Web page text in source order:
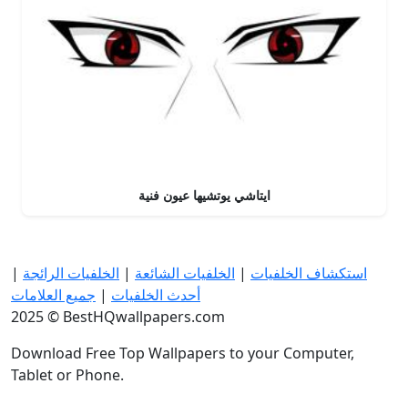
ايتاشي يوتشيها عيون فنية
استكشاف الخلفيات | الخلفيات الشائعة | الخلفيات الرائجة |
أحدث الخلفيات | جميع العلامات
2025 © BestHQwallpapers.com
Download Free Top Wallpapers to your Computer,
Tablet or Phone.